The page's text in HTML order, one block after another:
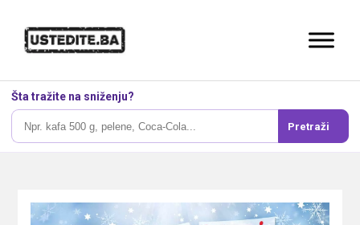
Šta tražite na sniženju?
Pretraži